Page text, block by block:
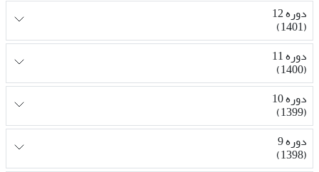
دوره 12
(1401)
دوره 11
(1400)
دوره 10
(1399)
دوره 9
(1398)